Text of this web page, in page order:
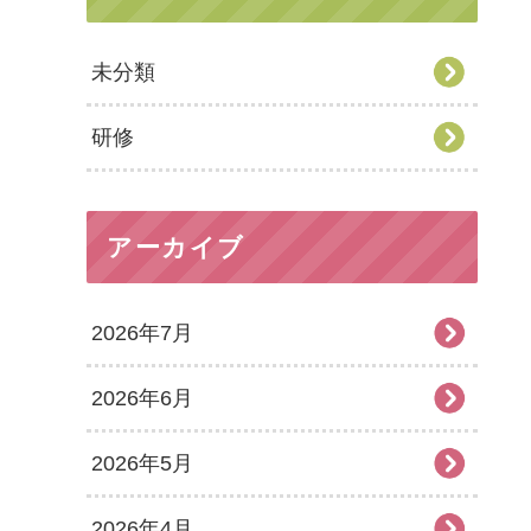
未分類
研修
アーカイブ
2026年7月
2026年6月
2026年5月